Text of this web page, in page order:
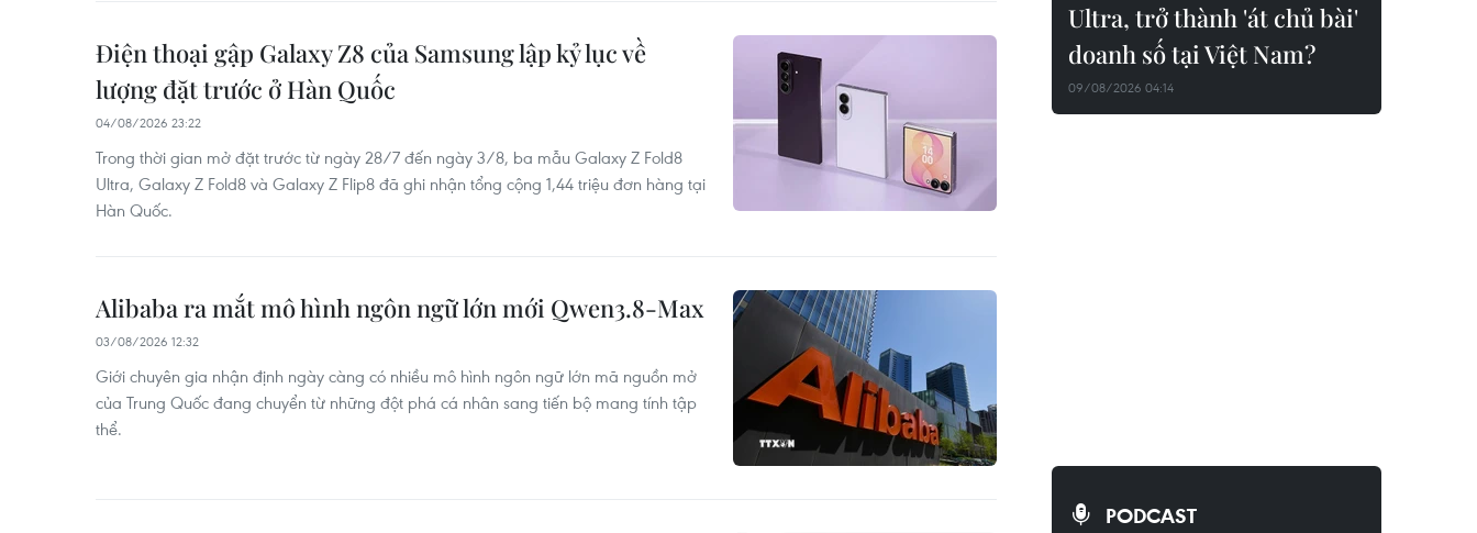
Điện thoại gập Galaxy Z8 của Samsung lập kỷ lục về
lượng đặt trước ở Hàn Quốc ​
04/08/2026 23:22
Trong thời gian mở đặt trước từ ngày 28/7 đến ngày 3/8, ba mẫu Galaxy Z Fold8
Ultra, Galaxy Z Fold8 và Galaxy Z Flip8 đã ghi nhận tổng cộng 1,44 triệu đơn hàng tại
Hàn Quốc.
Alibaba ra mắt mô hình ngôn ngữ lớn mới Qwen3.8-Max
03/08/2026 12:32
Giới chuyên gia nhận định ngày càng có nhiều mô hình ngôn ngữ lớn mã nguồn mở
của Trung Quốc đang chuyển từ những đột phá cá nhân sang tiến bộ mang tính tập
thể.
Ultra, trở thành 'át chủ bài'
doanh số tại Việt Nam?
09/08/2026 04:14
PODCAST